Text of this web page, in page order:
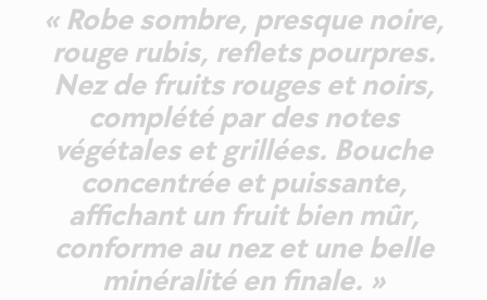
« Robe sombre, presque noire,
rouge rubis, reflets pourpres.
Nez de fruits rouges et noirs,
complété par des notes
végétales et grillées. Bouche
concentrée et puissante,
affichant un fruit bien mûr,
conforme au nez et une belle
minéralité en finale. »